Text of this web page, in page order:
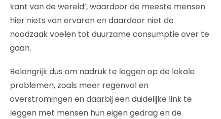
kant van de wereld’, waardoor de meeste mensen
hier niets van ervaren en daardoor niet de
noodzaak voelen tot duurzame consumptie over te
gaan.
Belangrijk dus om nadruk te leggen op de lokale
problemen, zoals meer regenval en
overstromingen en daarbij een duidelijke link te
leggen met mensen hun eigen gedrag en de